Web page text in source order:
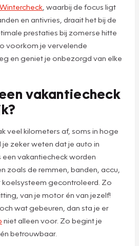
Wintercheck , waarbij de focus ligt
en antivries, draait het bij de
prestaties bij zomerse hitte
voorkom je vervelende
en geniet je onbezorgd van elke
vakantiecheck
veel kilometers af, soms in hoge
zeker weten dat je auto in
vakantiecheck worden
zoals de remmen, banden, accu,
gecontroleerd. Zo
van je motor én van jezelf!
wat gebeuren, dan sta je er
niet alleen voor. Zo begint je
betrouwbaar.